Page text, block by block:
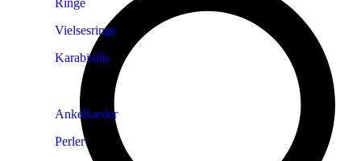
Ringe
Vielsesringe
Karabinlås
Ankelkæder
Perler